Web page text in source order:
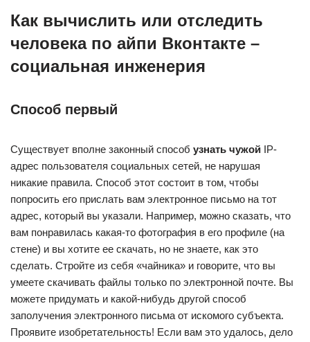
Как вычислить или отследить
человека по айпи Вконтакте –
социальная инженерия
Способ первый
Существует вполне законный способ узнать чужой IP-
адрес пользователя социальных сетей, не нарушая
никакие правила. Способ этот состоит в том, чтобы
попросить его прислать вам электронное письмо на тот
адрес, который вы указали. Например, можно сказать, что
вам понравилась какая-то фотография в его профиле (на
стене) и вы хотите ее скачать, но не знаете, как это
сделать. Стройте из себя «чайника» и говорите, что вы
умеете скачивать файлы только по электронной почте. Вы
можете придумать и какой-нибудь другой способ
заполучения электронного письма от искомого субъекта.
Проявите изобретательность! Если вам это удалось, дело